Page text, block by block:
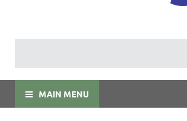
MAIN MENU